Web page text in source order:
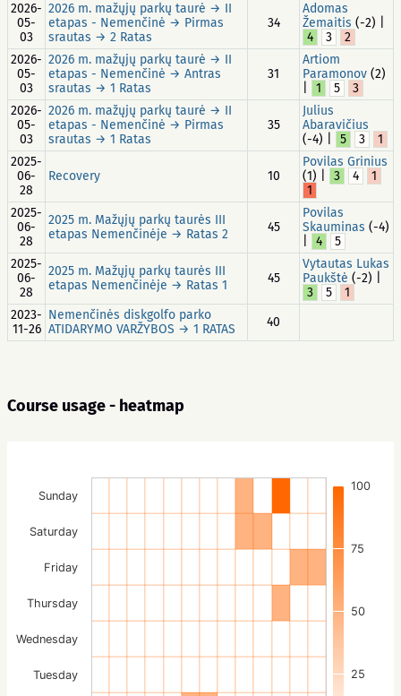
2026-
05-
03
2026 m. mažųjų parkų taurė → II
etapas - Nemenčinė → Pirmas
srautas → 2 Ratas
34
Adomas
Žemaitis (-2) |
4
3
2
2026-
05-
03
2026 m. mažųjų parkų taurė → II
etapas - Nemenčinė → Antras
srautas → 1 Ratas
31
Artiom
Paramonov (2)
1 5
3
2026-
05-
03
2026 m. mažųjų parkų taurė → II
etapas - Nemenčinė → Pirmas
srautas → 1 Ratas
35
Julius
Abaravičius
(-4) |
5 3
1
2025-
06-
28
Recovery 10
Povilas Grinius
(1) |
3 4
1
1
2025-
06-
28
2025 m. Mažųjų parkų taurės III
etapas Nemenčinėje → Ratas 2
45
Povilas
Skauminas (-4)
4
5
2025-
06-
28
2025 m. Mažųjų parkų taurės III
etapas Nemenčinėje → Ratas 1
45
Vytautas Lukas
Paukštė (-2) |
3
5
1
2023-
11-26
Nemenčinės diskgolfo parko
ATIDARYMO VARŽYBOS → 1 RATAS
40
Course usage - heatmap
25
50
75
100
Tuesday
Wednesday
Thursday
Friday
Saturday
Sunday